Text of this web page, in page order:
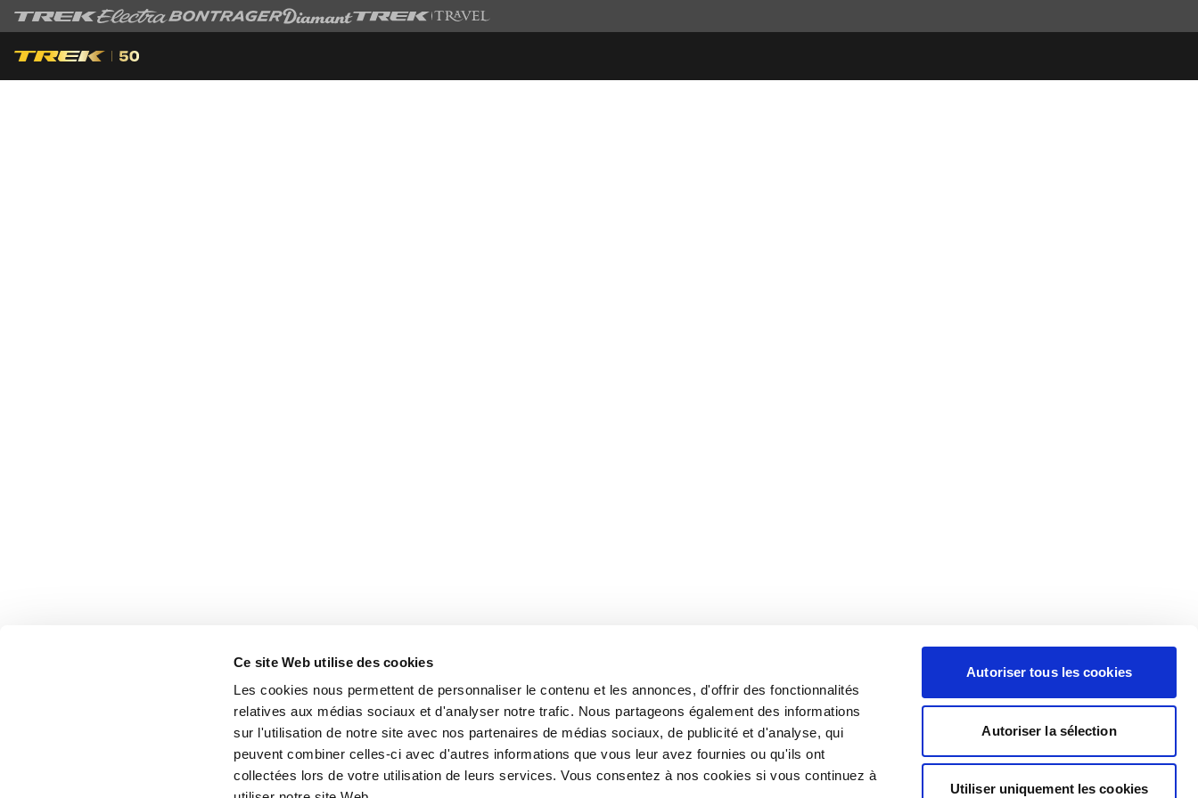
Ce site Web utilise des cookies
Les cookies nous permettent de personnaliser le contenu et les annonces, d'offrir des fonctionnalités
relatives aux médias sociaux et d'analyser notre trafic. Nous partageons également des informations
sur l'utilisation de notre site avec nos partenaires de médias sociaux, de publicité et d'analyse, qui
peuvent combiner celles-ci avec d'autres informations que vous leur avez fournies ou qu'ils ont
collectées lors de votre utilisation de leurs services. Vous consentez à nos cookies si vous continuez à
Autoriser tous les cookies
Autoriser la sélection
Utiliser uniquement les cookies